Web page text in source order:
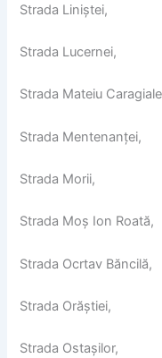
Strada Liniștei,
Strada Lucernei,
Strada Mateiu
Strada Mentenanței,
Strada Morii,
Strada Moș Ion Roată,
Strada Ocrtav Băncilă,
Strada Orăștiei,
Strada Ostașilor,